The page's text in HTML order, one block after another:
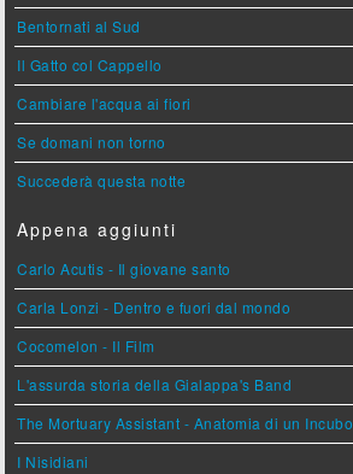
Bentornati al Sud
Il Gatto col Cappello
Cambiare l'acqua ai fiori
Se domani non torno
Succederà questa notte
Appena aggiunti
Carlo Acutis - Il giovane santo
Carla Lonzi - Dentro e fuori dal mondo
Cocomelon - Il Film
L'assurda storia della Gialappa's Band
The Mortuary Assistant - Anatomia di un Incubo
I Nisidiani